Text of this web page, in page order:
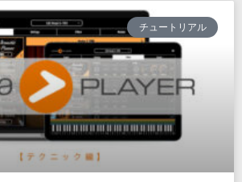
チュートリアル